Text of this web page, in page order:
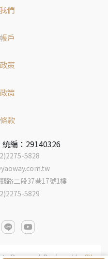
們
戶
策
策
款
編：29140326
5828
路二段37巷17號1樓
5829
Reserved.Designed byCY